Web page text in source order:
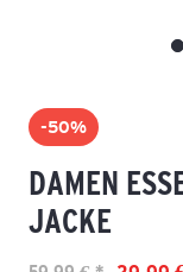
-50%
DAMEN
JACKE